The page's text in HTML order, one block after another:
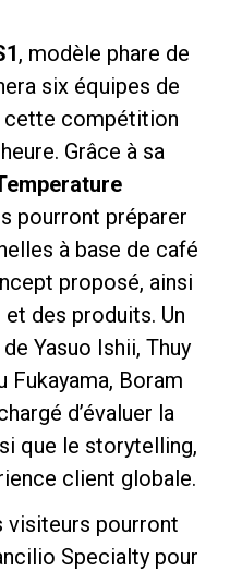
, modèle phare de
six équipes de
cette compétition
Grâce à sa
pourront préparer
à base de café
proposé, ainsi
des produits. Un
Yasuo Ishii, Thuy
Fukayama, Boram
d’évaluer la
que le storytelling,
client globale.
visiteurs pourront
Specialty pour